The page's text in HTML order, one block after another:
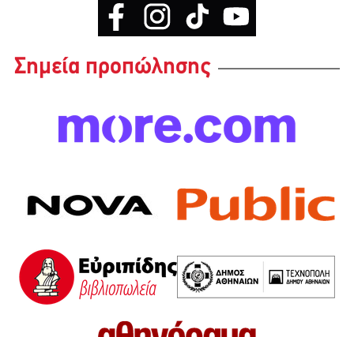
Σημεία προπώλησης